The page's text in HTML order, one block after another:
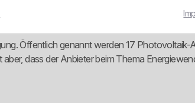
Die Herkunftsnachweise stammen dabei laut
Marketing vieler Anbieter.
Öffentlich genannt werden 17
dass der Anbieter beim Thema